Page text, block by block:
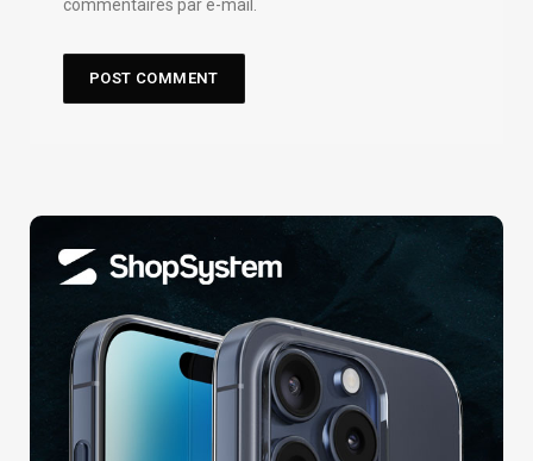
commentaires par e-mail.